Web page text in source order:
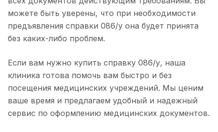
можете быть уверены, что при необходимости
предъявления справки 086/у она будет принята
без каких-либо проблем.
Если вам нужно купить справку 086/у, наша
клиника готова помочь вам быстро и без
посещения медицинских учреждений. Мы ценим
ваше время и предлагаем удобный и надежный
сервис по оформлению медицинских документов.